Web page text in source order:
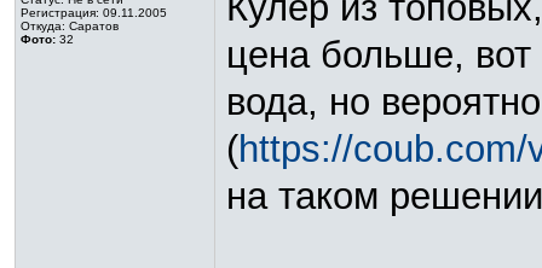
Регистрация: 09.11.2005
Откуда: Саратов
Фото: 32
цена больше,
вода, но
(https://coub.com/
на таком